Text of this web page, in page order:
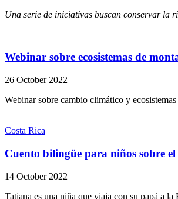
Una serie de iniciativas buscan conservar la
Webinar sobre ecosistemas de
26 October 2022
Webinar sobre cambio climático y
Costa Rica
Cuento bilingüe para niños sobre
14 October 2022
Tatiana es una niña que viaja con su papá a